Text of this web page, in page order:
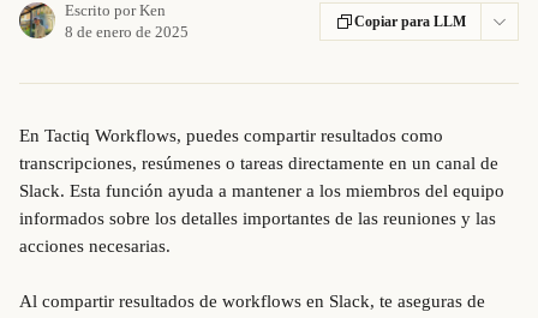
Escrito porKen
8 de enero de 2025
Copiar para LLM
En Tactiq Workflows, puedes compartir resultados como
transcripciones, resúmenes o tareas directamente en un canal de
Slack. Esta función ayuda a mantener a los miembros del equipo
informados sobre los detalles importantes de las reuniones y las
acciones necesarias.
Al compartir resultados de workflows en Slack, te aseguras de